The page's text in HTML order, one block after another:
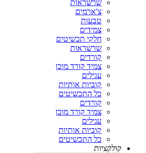
שרשראות
צ'ארמים
טבעות
צמידים
חלקי תכשיטים
שרשראות
קורדים
צמיד קורד מוכן
עגילים
קוביות אותיות
כל התכשיטים
קורדים
צמיד קורד מוכן
עגילים
קוביות אותיות
כל התכשיטים
קולקציות